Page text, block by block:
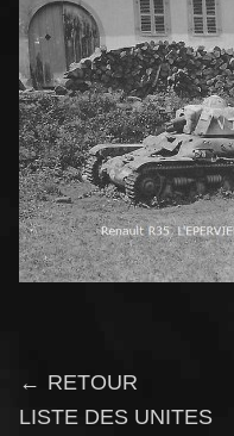
← RETOUR
LISTE DES UNITES